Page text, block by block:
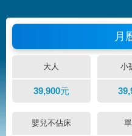
月
大人 小
39,900元
嬰兒不佔床